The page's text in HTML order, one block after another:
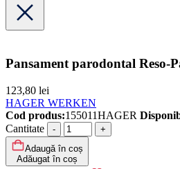
Pansament parodontal Reso-
123,80 lei
HAGER WERKEN
Cod produs:155011HAGER
Cantitate
Adaugă în coș
Adăugat în coș